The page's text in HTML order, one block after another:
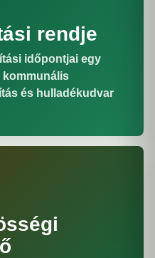
rendje
időpontjai egy
kommunális
és hulladékudvar